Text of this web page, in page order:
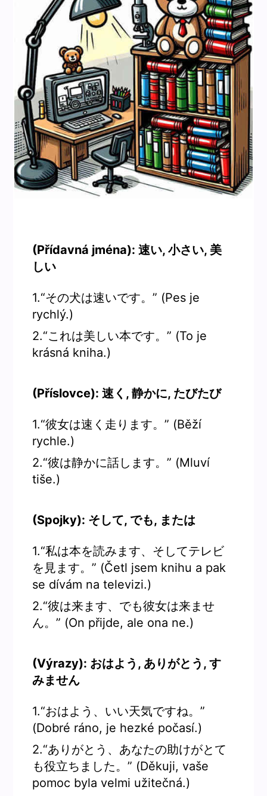
(Přídavná jména): 速い, 小さい, 美
しい
1.“その犬は速いです。” (Pes je
rychlý.)
2.“これは美しい本です。” (To je
krásná kniha.)
(Příslovce): 速く, 静かに, たびたび
1.“彼女は速く走ります。” (Běží
rychle.)
2.“彼は静かに話します。” (Mluví
tiše.)
(Spojky): そして, でも, または
1.“私は本を読みます、そしてテレビ
を見ます。” (Četl jsem knihu a pak
se dívám na televizi.)
2.“彼は来ます、でも彼女は来ませ
ん。” (On přijde, ale ona ne.)
(Výrazy): おはよう, ありがとう, す
みません
1.“おはよう、いい天気ですね。”
(Dobré ráno, je hezké počasí.)
2.“ありがとう、あなたの助けがとて
も役立ちました。” (Děkuji, vaše
pomoc byla velmi užitečná.)